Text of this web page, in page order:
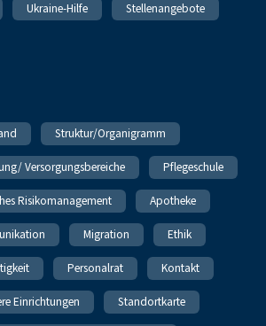
Ukraine-Hilfe Stellenangebote
Struktur/Organigramm
Versorgungsbereiche Pflegeschule
Risikomanagement Apotheke
Migration Ethik
Personalrat Kontakt
Einrichtungen Standortkarte